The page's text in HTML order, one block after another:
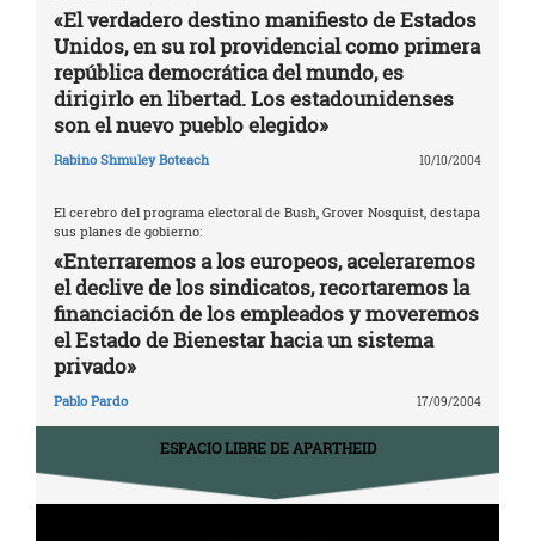
«El verdadero destino manifiesto de Estados
Unidos, en su rol providencial como primera
república democrática del mundo, es
dirigirlo en libertad. Los estadounidenses
son el nuevo pueblo elegido»
Rabino Shmuley Boteach 10/10/2004
El cerebro del programa electoral de Bush, Grover Nosquist, destapa
sus planes de gobierno:
«Enterraremos a los europeos, aceleraremos
el declive de los sindicatos, recortaremos la
financiación de los empleados y moveremos
el Estado de Bienestar hacia un sistema
privado»
Pablo Pardo 17/09/2004
ESPACIO LIBRE DE APARTHEID